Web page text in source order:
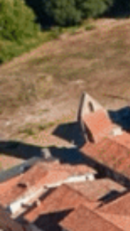
principal
Graulhet et le cuir